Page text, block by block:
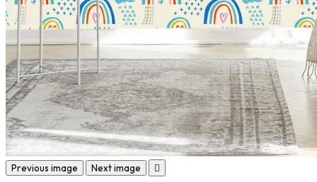
Previous image Next image 